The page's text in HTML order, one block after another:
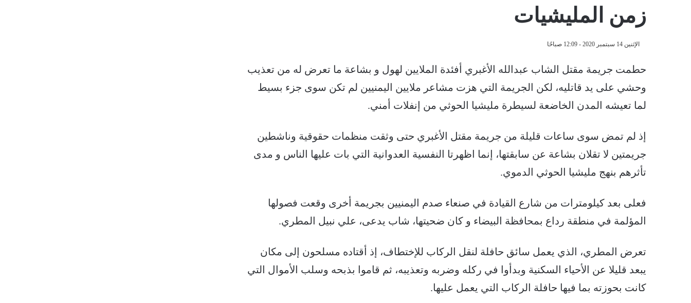
زمن المليشيات
الإثنين 14 سبتمبر 2020 - 12:09 صباحًا
حطمت جريمة مقتل الشاب عبدالله الأغبري أفئدة الملايين لهول و بشاعة ما تعرض له من تعذيب
وحشي على يد قاتليه، لكن الجريمة التي هزت مشاعر ملايين اليمنيين لم تكن سوى جزء بسيط
لما تعيشه المدن الخاضعة لسيطرة مليشيا الحوثي من إنفلات أمني.
إذ لم تمض سوى ساعات قليلة من جريمة مقتل الأغبري حتى وثقت منظمات حقوقية وناشطين
جريمتين لا تقلان بشاعة عن سابقتها، إنما اظهرتا النفسية العدوانية التي بات عليها الناس و مدى
تأثرهم بنهج مليشيا الحوثي الدموي.
فعلى بعد كيلومترات من شارع القيادة في صنعاء صدم اليمنيين بجريمة أخرى وقعت فصولها
المؤلمة في منطقة رداع بمحافظة البيضاء و كان ضحيتها، شاب يدعى، علي نبيل المطري.
تعرض المطري، الذي يعمل سائق حافلة لنقل الركاب للإختطاف، إذ أقتاده مسلحون إلى مكان
يبعد قليلا عن الأحياء السكنية وبدأوا في ركله وضربه وتعذيبه، ثم قاموا بذبحه وسلب الأموال التي
كانت بحوزته بما فيها حافلة الركاب التي يعمل عليها.